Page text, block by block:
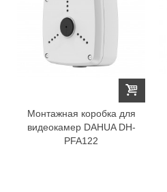
Монтажная коробка для
видеокамер DAHUA DH-
PFA122